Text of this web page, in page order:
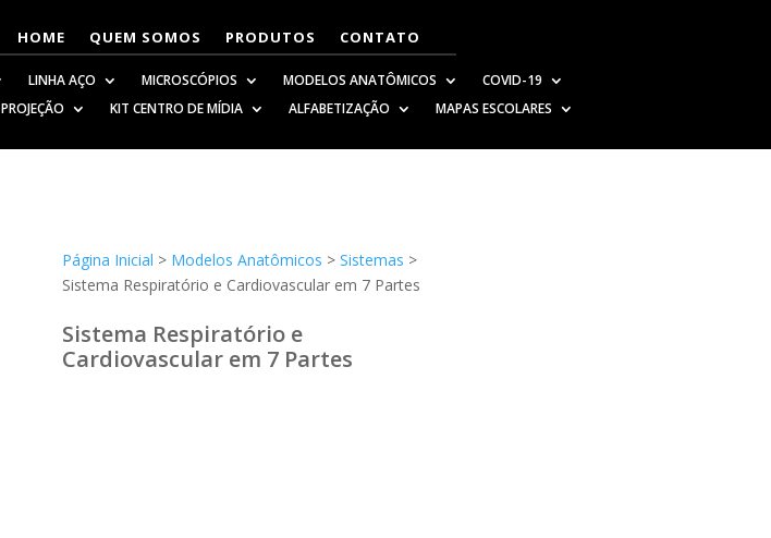
HOME QUEM SOMOS PRODUTOS CONTATO
LINHA AÇO MICROSCÓPIOS MODELOS ANATÔMICOS
COVID-19
PROJEÇÃO KIT CENTRO DE MÍDIA ALFABETIZAÇÃO MAPAS ESCOLARES
Página Inicial > Modelos Anatômicos >Sistemas >
Sistema Respiratório e Cardiovascular em 7 Partes
Sistema Respiratório e
Cardiovascular em 7 Partes